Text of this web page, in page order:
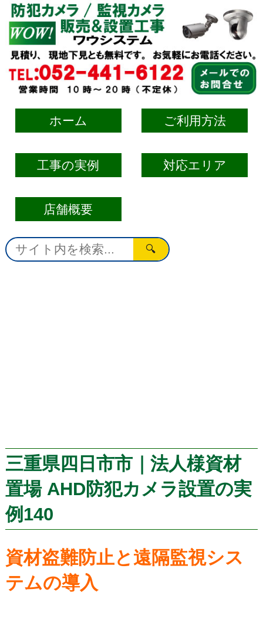
ホーム ご利用方法
工事の実例 対応エリア
店舗概要
🔍
三重県四日市市｜法人様資材
置場 AHD防犯カメラ設置の実
例140
資材盗難防止と遠隔監視シス
テムの導入